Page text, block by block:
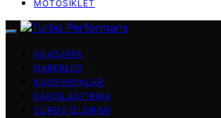
MOTOSIKLET
ANASAYFA
HABERLER
KAMPANYALAR
KARŞILAŞTIRMA
SÜRÜŞ İZLENIMI